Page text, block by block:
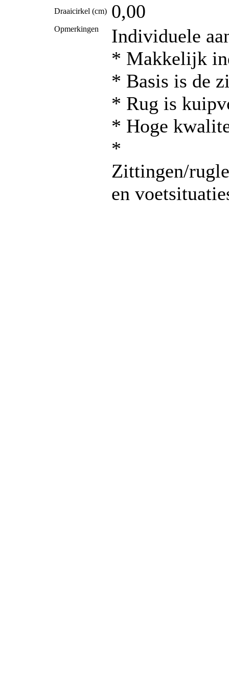
Draaicirkel (cm) 0,00
Opmerkingen
Individuele
* Makkelijk
* Basis is de
* Rug is
* Hoge
*
Zittingen/
en